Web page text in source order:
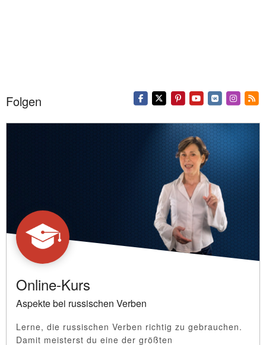
Folgen
Online-Kurs
Aspekte bei russischen Verben
Lerne, die russischen Verben richtig zu gebrauchen.
Damit meisterst du eine der größten